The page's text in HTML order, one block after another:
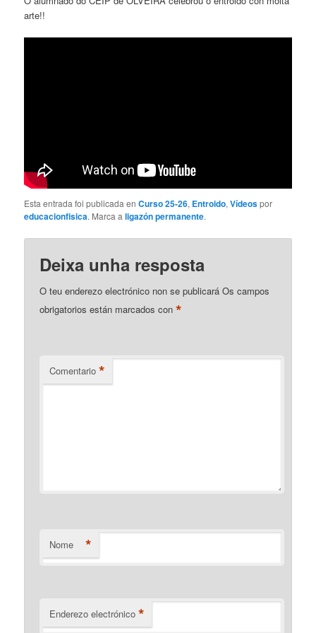
arte!!
Esta entrada foi publicada enCurso 25-26, Entroido,Vídeospor
educacionfisica. Marca aligazón permanente.
Deixa unha resposta
O teu enderezo electrónico non se publicará Os campos
obrigatorios están marcados con*
Comentario *
Nome *
Enderezo electrónico *